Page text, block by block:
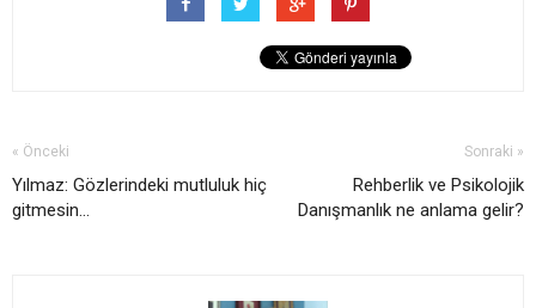
« Önceki
Yılmaz: Gözlerindeki mutluluk hiç
gitmesin...
Sonraki »
Rehberlik ve Psikolojik
Danışmanlık ne anlama gelir?